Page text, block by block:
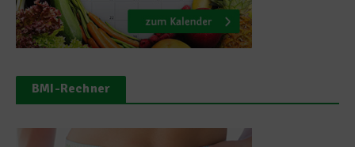
BMI-Rechner